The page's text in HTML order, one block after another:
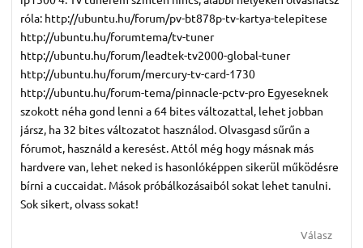
róla: http://ubuntu.hu/forum/pv-bt878p-tv-kartya-telepitese
http://ubuntu.hu/forumtema/tv-tuner
http://ubuntu.hu/forum/leadtek-tv2000-global-tuner
http://ubuntu.hu/forum/mercury-tv-card-1730
http://ubuntu.hu/forum-tema/pinnacle-pctv-pro Egyeseknek
szokott néha gond lenni a 64 bites változattal, lehet jobban
jársz, ha 32 bites változatot használod. Olvasgasd sűrűn a
fórumot, használd a keresést. Attól még hogy másnak más
hardvere van, lehet neked is hasonlóképpen sikerül működésre
bírni a cuccaidat. Mások próbálkozásaiból sokat lehet tanulni.
Sok sikert, olvass sokat!
Válasz